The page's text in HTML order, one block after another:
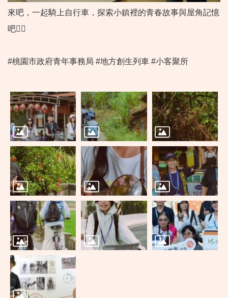
來吧，一起騎上自行車，探索小鎮裡的青春故事與屋角記憶
吧🚴‍♀️
#桃園市政府青年事務局 #地方創生列車 #小客聚所